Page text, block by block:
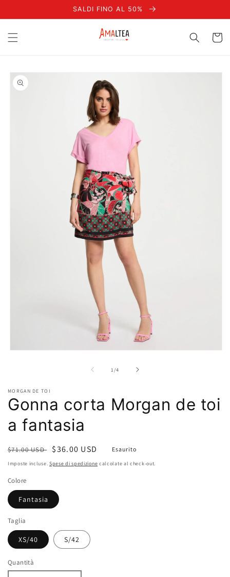
ai contenuti
SALDI FINO AL 50%
Carrello
Passa alle
informazioni
sul prodotto
finestra
modale
1 /su
4
MORGAN DE TOI
Gonna corta Morgan de toi
a fantasia
Prezzo
di
$71.00 USD
Prezzo
scontato
$36.00 USD Esaurito
Imposte incluse. Spese di spedizione calcolate al check-out.
Colore
Fantasia
Taglia
XS/40 S/42
Quantità